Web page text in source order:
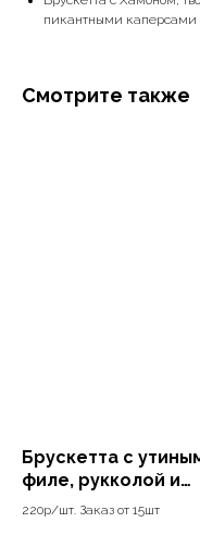
пикантными каперсами
Смотрите также
Брускетта с
филе, рукколой и
брусничным соусом
220р/шт. Заказ от 15шт